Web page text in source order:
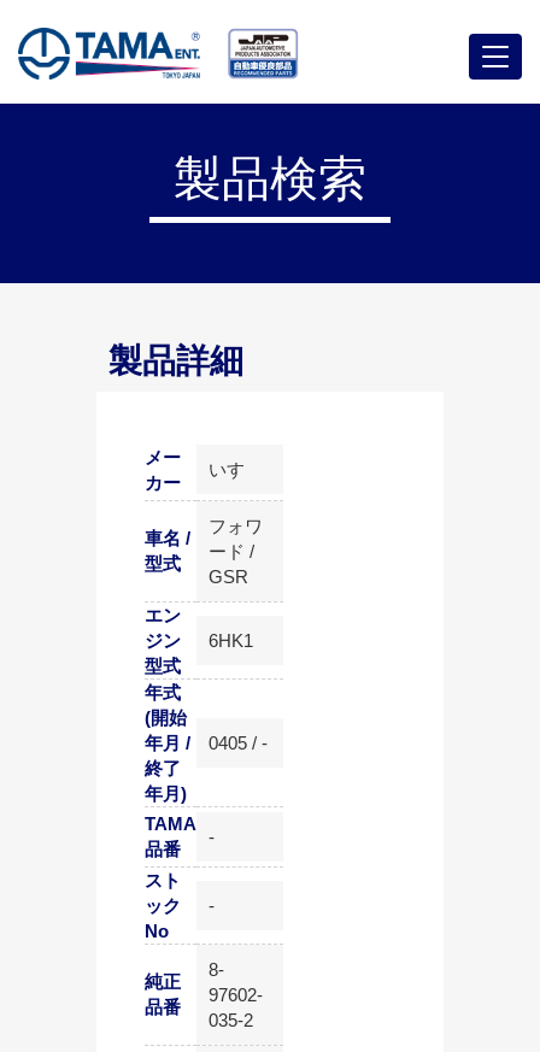
メ
ニ
製品検索
製品詳細
メー
カー
いすゞ
車名 /
型式
フォワ
ード /
GSR
エン
ジン
型式
6HK1
年式
(開始
年月 /
終了
年月)
0405 / -
TAMA
品番
-
スト
ック
No
-
純正
品番
8-
97602-
035-2